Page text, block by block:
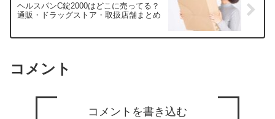
ヘルスパンC錠2000はどこに売ってる？
通販・ドラッグストア・取扱店舗まとめ
コメント
コメントを書き込む